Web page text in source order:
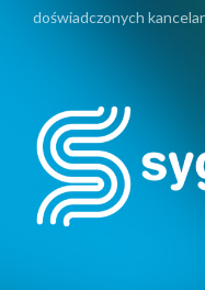
doświadczonych